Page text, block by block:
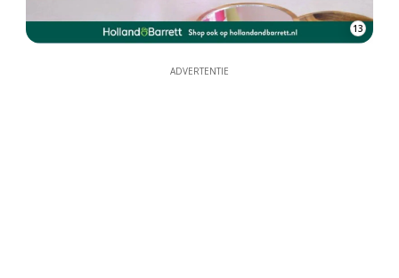
13
ADVERTENTIE